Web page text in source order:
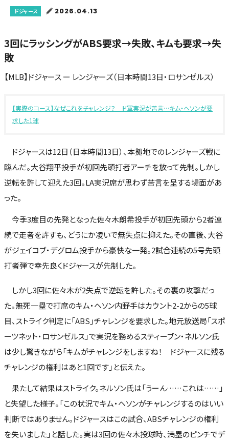
ドジャース 2026.04.13
3回にラッシングがABS要求→失敗、キムも要求→失
敗
【MLB】ドジャース ー レンジャーズ（日本時間13日・ロサンゼルス）
【実際のコース】なぜこれをチャレンジ？ ド軍実況が苦言…キム・ヘソンが要
求した1球
ドジャースは12日（日本時間13日）、本拠地でのレンジャーズ戦に
臨んだ。大谷翔平投手が初回先頭打者アーチを放って先制。しかし
逆転を許して迎えた3回。LA実況席が思わず苦言を呈する場面があ
った。
今季3度目の先発となった佐々木朗希投手が初回先頭から2者連
続で走者を許すも、どうにか凌いで無失点に抑えた。その直後、大谷
がジェイコブ・デグロム投手から豪快な一発。2試合連続の5号先頭
打者弾で幸先良くドジャースが先制した。
しかし3回に佐々木が2失点で逆転を許した。その裏の攻撃だっ
た。無死一塁で打席のキム・ヘソン内野手はカウント2-2からの5球
目、ストライク判定に「ABS」チャレンジを要求した。地元放送局「スポ
ーツネット・ロサンゼルス」で実況を務めるスティーブン・ネルソン氏
は少し驚きながら「キムがチャレンジをしますね！ ドジャースに残る
チャレンジの権利はあと1回です」と伝えた。
果たして結果はストライク。ネルソン氏は「うーん……これは……」
と失望した様子。「この状況でキム・ヘソンがチャレンジするのはいい
判断ではありません。ドジャースはこの試合、ABSチャレンジの権利
を失いました」と話した。実は3回の佐々木投球時、満塁のピンチでデ